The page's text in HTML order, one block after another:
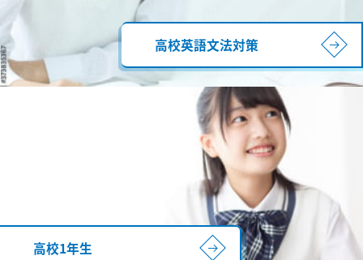
高校英語文法対策
高校1年生